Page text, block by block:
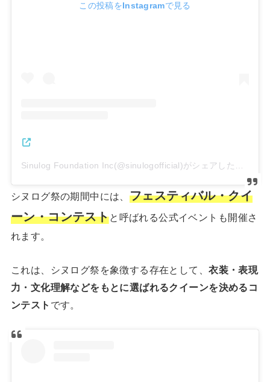
この投稿をInstagramで見る
Sinulog Foundation Inc(@sinulogofficial)がシェアした投稿
シヌログ祭の期間中には、 フェスティバル・クイ
ーン・コンテストと呼ばれる公式イベントも開催さ
れます。
これは、シヌログ祭を象徴する存在として、衣装・表現
力・文化理解などをもとに選ばれるクイーンを決めるコ
ンテスト です。